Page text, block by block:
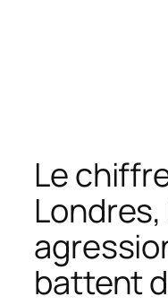
Le
battent